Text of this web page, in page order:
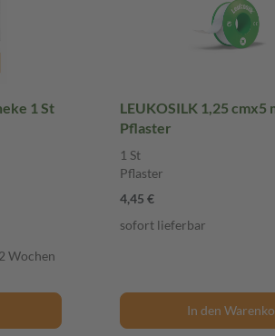
1 St
Wochen
LEUKOSILK 1,25 cmx5
Pflaster
1 St
Pflaster
4,45 €
sofort lieferbar
In den